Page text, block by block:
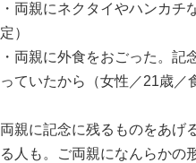
・両親にネクタイやハンカ
定）
・両親に外食をおごった。
っていたから（女性／21歳／
両親に記念に残るものをあげ
る人も。ご両親になんらかの